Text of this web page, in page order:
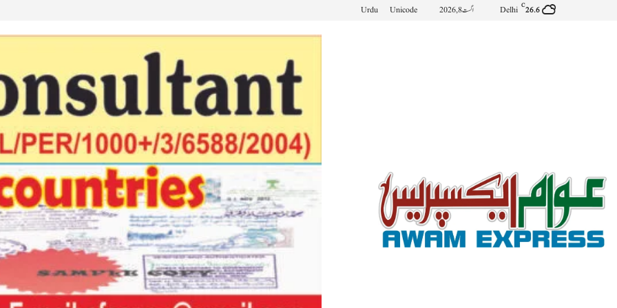
26.6
C
Delhi اگست 8, 2026 Unicode
Urdu